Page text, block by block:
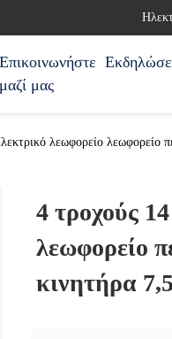
Επικοινωνήστε
μαζί μας
λεωφορείο λεωφορείο
4 τροχούς
λεωφορείο
κινητήρα